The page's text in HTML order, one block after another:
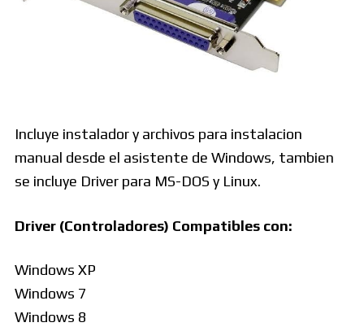
Incluye instalador y archivos para instalacion
manual desde el asistente de Windows, tambien
se incluye Driver para MS-DOS y Linux.
Driver (Controladores) Compatibles con:
Windows XP
Windows 7
Windows 8